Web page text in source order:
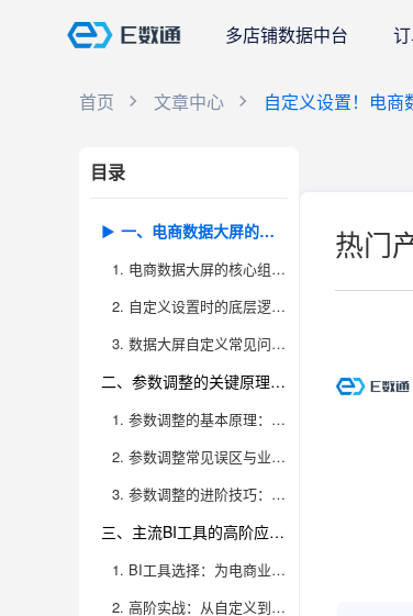
多店铺数据中台
首页 文章中心 自定义设置！电
目录
一、电商数据大屏的结构与自定义设置逻辑
1. 电商数据大屏的核心组成及其拆解
2. 自定义设置时的底层逻辑与流程
3. 数据大屏自定义常见问题与解决思路
二、参数调整的关键原理与常见误区
1. 参数调整的基本原理：让数据“活”起来
2. 参数调整常见误区与业务风险
3. 参数调整的进阶技巧：多维联动与业务闭环
三、主流BI工具的高阶应用与实战技巧
1. BI工具选择：为电商业务量身定制
2. 高阶实战：从自定义到自动化
定
义
置！
电
热门